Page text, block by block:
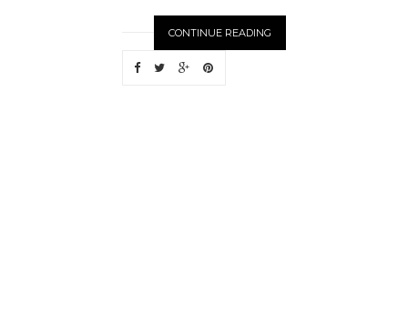
CONTINUE READING
N